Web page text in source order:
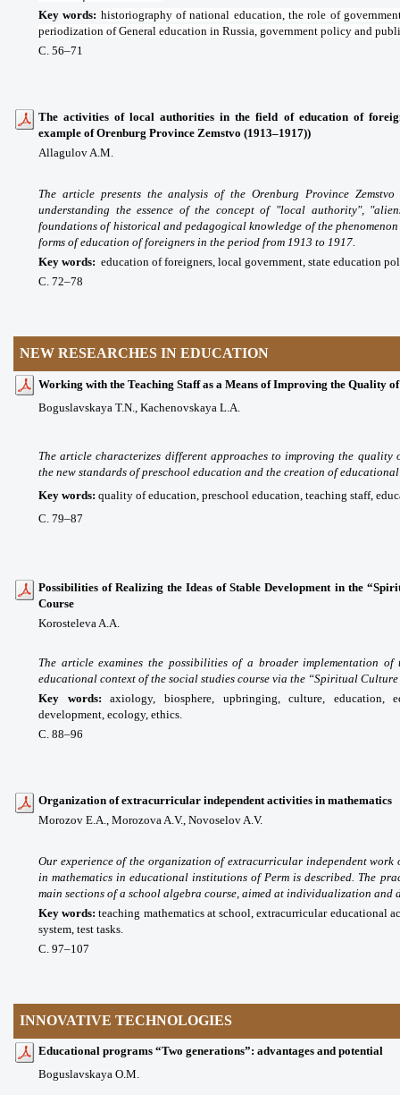
Key words: historiography of national education, the role of
periodization of General education in Russia, government policy and
С. 56–71
The activities of local authorities in the field of education of
example of Orenburg Province Zemstvo (1913–1917))
Allagulov A.M.
The article presents the analysis of the Orenburg Province
understanding the essence of the concept of "local authority",
foundations of historical and pedagogical knowledge of the
forms of education of foreigners in the period from 1913 to 1917.
Key words: education of foreigners, local government, state education
С. 72–78
NEW RESEARCHES IN EDUCATION
Working with the Teaching Staff as a Means of Improving the Quality
Boguslavskaya T.N., Kachenovskaya L.A.
The article characterizes different approaches to improving the
the new standards of preschool education and the creation of educational
Key words: quality of education, preschool education, teaching staff,
С. 79–87
Possibilities of Realizing the Ideas of Stable Development in the
Course
Korosteleva A.A.
The article examines the possibilities of a broader implementation
educational context of the social studies course via the “Spiritual
Key words:axiology, biosphere, upbringing, culture, education,
development, ecology, ethics.
С. 88–96
Organization of extracurricular independent activities in mathematics
Morozov E.A., Morozova A.V., Novoselov A.V.
Our experience of the organization of extracurricular independent work
in mathematics in educational institutions of Perm is described. The
main sections of a school algebra course, aimed at individualization and
Key words:teaching mathematics at school, extracurricular educational
system, test tasks.
С. 97–107
INNOVATIVE TECHNOLOGIES
Educational programs “Two generations”: advantages and potential
Boguslavskaya O.M.